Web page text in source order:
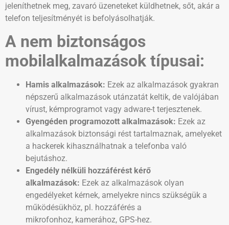
jeleníthetnek meg, zavaró üzeneteket küldhetnek, sőt, akár a
telefon teljesítményét is befolyásolhatják.
A nem biztonságos
mobilalkalmazások típusai:
Hamis alkalmazások: Ezek az alkalmazások gyakran
népszerű alkalmazások utánzatát keltik, de valójában
vírust, kémprogramot vagy adware-t terjesztenek.
Gyengéden programozott alkalmazások: Ezek az
alkalmazások biztonsági rést tartalmaznak, amelyeket
a hackerek kihasználhatnak a telefonba való
bejutáshoz.
Engedély nélküli hozzáférést kérő
alkalmazások: Ezek az alkalmazások olyan
engedélyeket kérnek, amelyekre nincs szükségük a
működésükhöz, pl. hozzáférés a
mikrofonhoz, kamerához, GPS-hez.